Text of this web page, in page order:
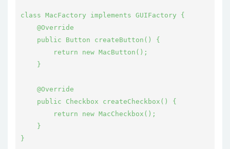
class MacFactory implements GUIFactory {
    @Override
    public Button createButton() {
        return new MacButton();
    }
    @Override
    public Checkbox createCheckbox() {
        return new MacCheckbox();
    }
}